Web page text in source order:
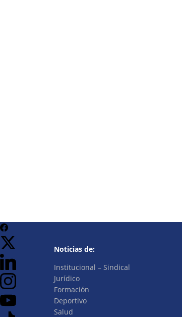
Noticias de:
Institucional – Sindical
Jurídico
Formación
Deportivo
Salud